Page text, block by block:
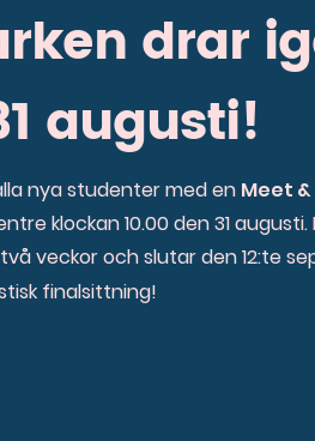
drar
augusti!
nya studenter med en Meet
klockan 10.00 den 31 augusti.
veckor och slutar den 12:te
finalsittning!